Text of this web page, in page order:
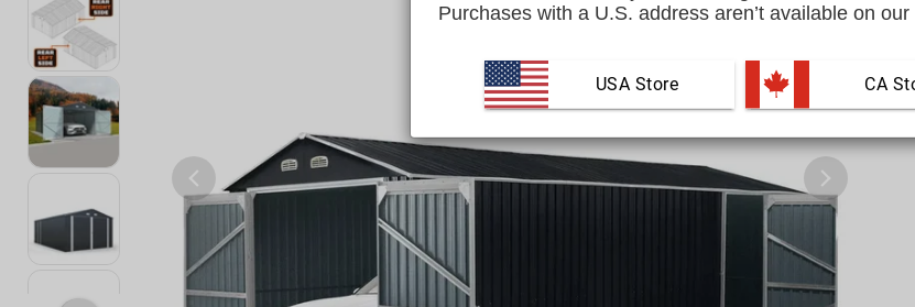
Purchases with a U.S. address aren’t available on
USA Store CA